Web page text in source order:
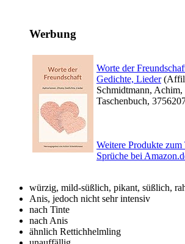
Werbung
Worte der
Gedichte, Lieder
Schmidtmann,
Taschenbuch,
Weitere Produkte
Sprüche bei
würzig, mild-süßlich, pikant, süßlich,
Anis, jedoch nicht sehr intensiv
nach Tinte
nach Anis
ähnlich Rettichhelmling